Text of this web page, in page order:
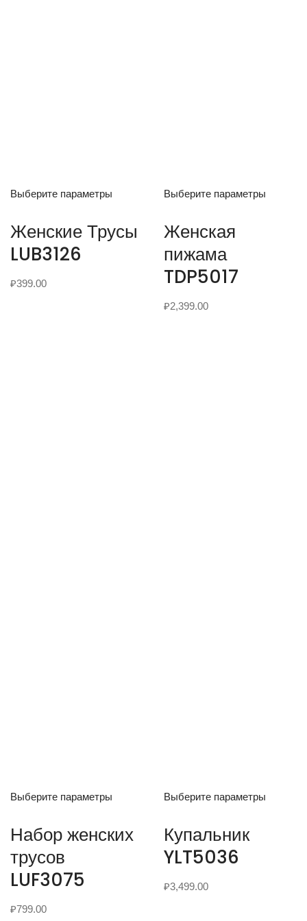
Выберите параметры
Женские Трусы
LUB3126
₽399.00
Выберите параметры
Женская
пижама
TDP5017
₽2,399.00
Выберите параметры
Набор женских
трусов
LUF3075
₽799.00
Выберите параметры
Купальник
YLT5036
₽3,499.00